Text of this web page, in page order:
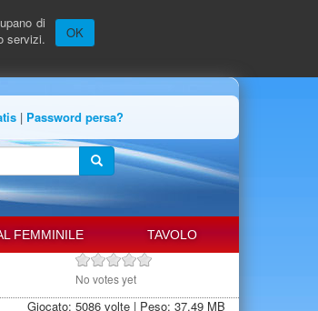
di
servizi.
OK
| Password persa?
FEMMINILE TAVOLO
No votes yet
Giocato: 5086 volte | Peso: 37.49 MB